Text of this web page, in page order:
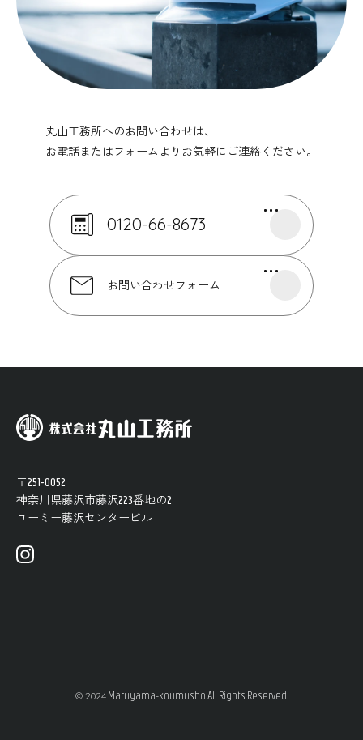
丸山工務所へのお問い合わせは、
お電話またはフォームよりお気軽にご連絡ください。
0120-66-8673
お問い合わせフォーム
〒251-0052
神奈川県藤沢市藤沢223番地の2
ユーミー​藤沢​センター​ビル
© 2024Maruyama-koumusho All Rights Reserved.